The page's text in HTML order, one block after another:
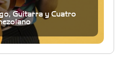
Guitarra y Cuatro